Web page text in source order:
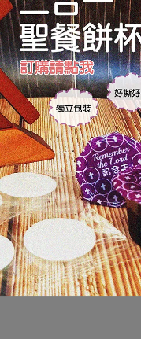
屬；立式
10.2 cm 厚度約 1.5 cm
幕設定差異會略有不同